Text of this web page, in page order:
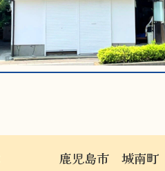
鹿児島市 城南町